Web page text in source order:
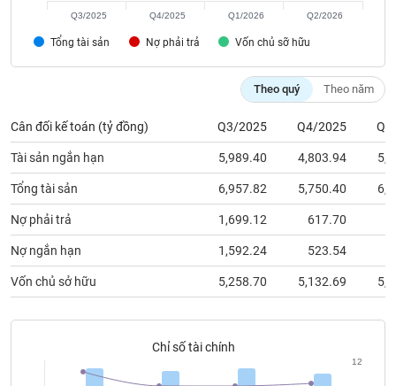
Tổng tài sản Nợ phải trả Vốn chủ sỡ hữu
Q3/2025 Q4/2025 Q1/2026 Q2/2026
Theo quý Theo năm
Cân đối kế toán (tỷ đồng) Q3/2025 Q4/2025
Tài sản ngắn hạn 5,989.40 4,803.94
Tổng tài sản 6,957.82 5,750.40
Nợ phải trả 1,699.12 617.70
Nợ ngắn hạn 1,592.24 523.54
Vốn chủ sở hữu 5,258.70 5,132.69
Chỉ số tài chính
12
chính
Công
cụ
tư
thông
chính